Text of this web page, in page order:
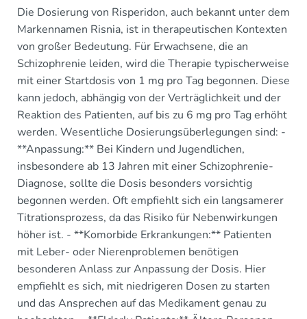
Die Dosierung von Risperidon, auch bekannt unter dem
Markennamen Risnia, ist in therapeutischen Kontexten
von großer Bedeutung. Für Erwachsene, die an
Schizophrenie leiden, wird die Therapie typischerweise
mit einer Startdosis von 1 mg pro Tag begonnen. Diese
kann jedoch, abhängig von der Verträglichkeit und der
Reaktion des Patienten, auf bis zu 6 mg pro Tag erhöht
werden. Wesentliche Dosierungsüberlegungen sind: -
**Anpassung:** Bei Kindern und Jugendlichen,
insbesondere ab 13 Jahren mit einer Schizophrenie-
Diagnose, sollte die Dosis besonders vorsichtig
begonnen werden. Oft empfiehlt sich ein langsamerer
Titrationsprozess, da das Risiko für Nebenwirkungen
höher ist. - **Komorbide Erkrankungen:** Patienten
mit Leber- oder Nierenproblemen benötigen
besonderen Anlass zur Anpassung der Dosis. Hier
empfiehlt es sich, mit niedrigeren Dosen zu starten
und das Ansprechen auf das Medikament genau zu